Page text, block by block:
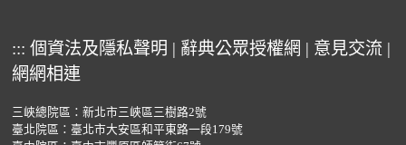
::: 個資法及隱私聲明 | 辭典公眾授權網 | 意見交流 |
網網相連
三峽總院區：新北市三峽區三樹路2號
臺北院區：臺北市大安區和平東路一段179號